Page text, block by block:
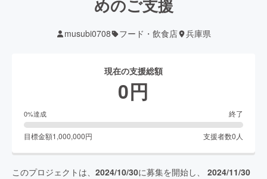
めのご支援
musubi0708 フード・飲食店 兵庫県
現在の支援総額
0円
0%達成 終了
目標金額1,000,000円 支援者数0人
このプロジェクトは、 2024/10/30に募集を開始し、 2024/11/30